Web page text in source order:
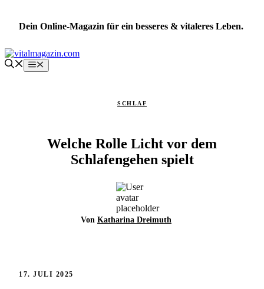
springen
Dein Online-Magazin für ein besseres & vitaleres Leben.
Menü
SCHLAF
Welche Rolle Licht vor dem
Schlafengehen spielt
Von Katharina Dreimuth
17. JULI 2025